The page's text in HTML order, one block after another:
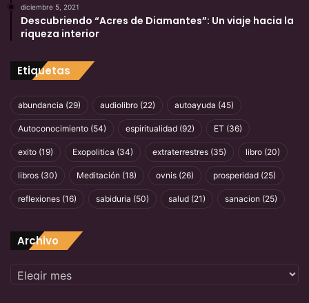
diciembre 5, 2021
Descubriendo “Acres de Diamantes”: Un viaje hacia la
riqueza interior
Etiquetas
abundancia (29) audiolibro (22) autoayuda (45)
Autoconocimiento (54) espiritualidad (92) ET (36)
exito (19) Exopolitica (34) extraterrestres (35) libro (20)
libros (30) Meditación (18) ovnis (26) prosperidad (25)
reflexiones (16) sabiduria (50) salud (21) sanacion (25)
Archivo Archivo